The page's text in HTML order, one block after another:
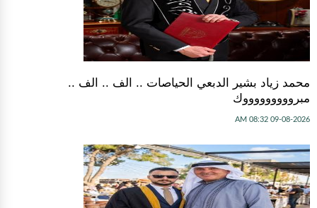
محمد زياد بشير الدبعي الحياصات .. الف .. الف ..
مبروووووووووك
09-08-2026 08:32 AM